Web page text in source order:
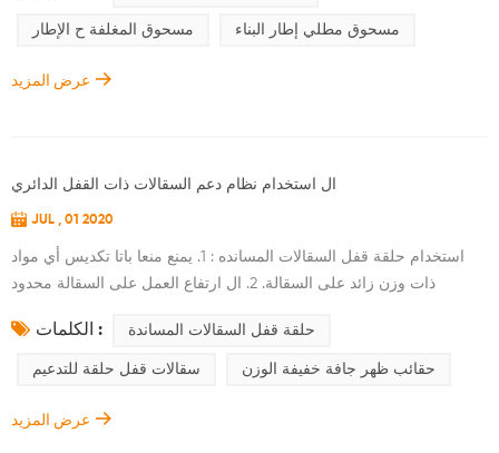
إلى ذلك) لاستخدام مسحوق الطلاء ومع ذلك ، كيف لضمان المعطف البودرة
مسحوق المغلفة ح الإطار مسحوق مطلي إطار البناء
عرض المزيد
ال استخدام نظام دعم السقالات ذات القفل الدائري
JUL , 01 2020
استخدام حلقة قفل السقالات المسانده : 1. يمنع منعا باتا تكديس أي مواد
ذات وزن زائد على السقالة. 2. ال ارتفاع العمل على السقالة محدود
طريقة. 3. ال المشغل يجب عدم تفكيك المكونات الأساسية للسقالة ،
والقضبان المتكاملة ، والموصلات ، وإجراءات الحماية ، إلخ. من الضروري
الكلمات : حلقة قفل السقالات المساندة
سقالات قفل حلقة للتدعيم حقائب ظهر جافة خفيفة الوزن
عرض المزيد